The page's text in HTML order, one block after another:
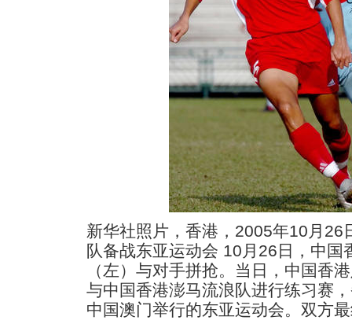
新华社照片，香港，2005年10月26
队备战东亚运动会 10月26日，中国
（左）与对手拼抢。当日，中国香
与中国香港澎马流浪队进行练习赛
中国澳门举行的东亚运动会。双方